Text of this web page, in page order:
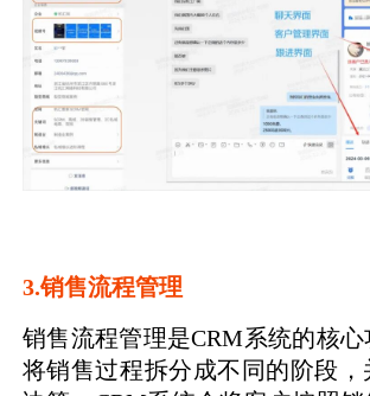
3.销售流程管理
销售流程管理是CRM系统的核
将销售过程拆分成不同的阶段，